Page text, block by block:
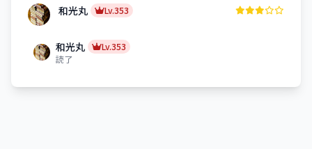
和光丸 Lv.353
和光丸
Lv.353
読了